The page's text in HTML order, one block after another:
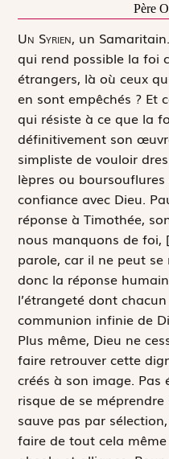
Père
Un Syrien, un
qui rend possible la foi
étrangers, là où ceux
en sont empêchés ? Et
qui résiste à ce que la
définitivement son
simpliste de vouloir
lèpres ou
confiance avec Dieu.
réponse à Timothée,
nous manquons de foi,
parole, car il ne peut
donc la réponse
l’étrangeté dont
communion infinie de
Plus même, Dieu ne
faire retrouver cette
créés à son image.
risque de se
sauve pas par
faire de tout cela